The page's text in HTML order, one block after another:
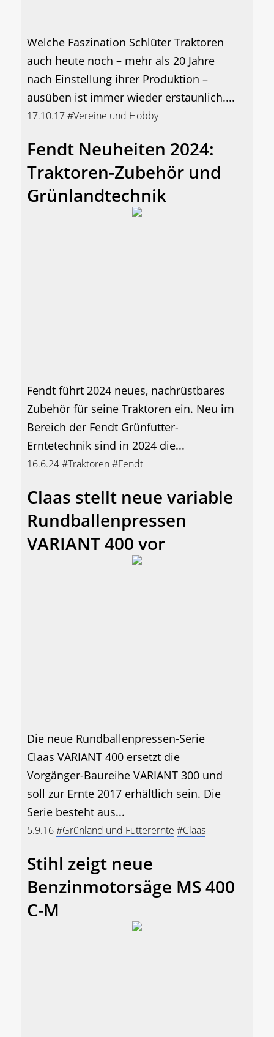
Welche Faszination Schlüter Traktoren
auch heute noch – mehr als 20 Jahre
nach Einstellung ihrer Produktion –
ausüben ist immer wieder erstaunlich....
17.10.17#Vereine und Hobby
Fendt Neuheiten 2024:
Traktoren-Zubehör und
Grünlandtechnik
Fendt führt 2024 neues, nachrüstbares
Zubehör für seine Traktoren ein. Neu im
Bereich der Fendt Grünfutter-
Erntetechnik sind in 2024 die...
16.6.24#Traktoren#Fendt
Claas stellt neue variable
Rundballenpressen
VARIANT 400 vor
Die neue Rundballenpressen-Serie
Claas VARIANT 400 ersetzt die
Vorgänger-Baureihe VARIANT 300 und
soll zur Ernte 2017 erhältlich sein. Die
Serie besteht aus...
5.9.16#Grünland und Futterernte #Claas
Stihl zeigt neue
Benzinmotorsäge MS 400
C-M